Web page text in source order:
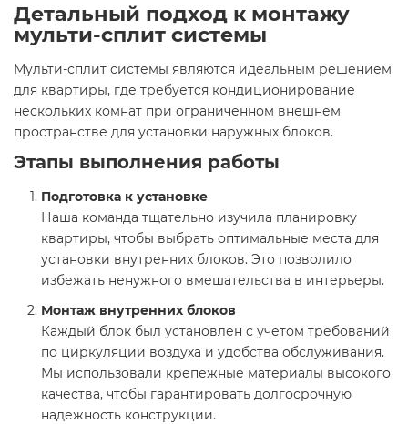
Детальный подход к монтажу
мульти-сплит системы
Мульти-сплит системы являются идеальным решением
для квартиры, где требуется кондиционирование
нескольких комнат при ограниченном внешнем
пространстве для установки наружных блоков.
Этапы выполнения работы
Подготовка к установке
Наша команда тщательно изучила планировку
квартиры, чтобы выбрать оптимальные места для
установки внутренних блоков. Это позволило
избежать ненужного вмешательства в интерьеры.
Монтаж внутренних блоков
Каждый блок был установлен с учетом требований
по циркуляции воздуха и удобства обслуживания.
Мы использовали крепежные материалы высокого
качества, чтобы гарантировать долгосрочную
надежность конструкции.